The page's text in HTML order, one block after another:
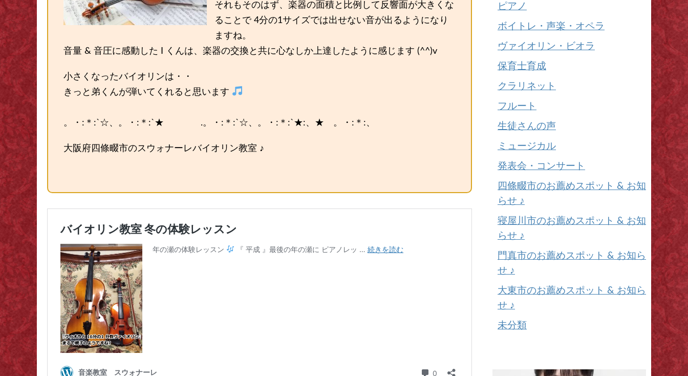
それもそのはず、楽器の面積と比例して反響面が大きくな
ることで 4分の1サイズでは出せない音が出るようになり
ますね。
音量 & 音圧に感動した I くんは、楽器の交換と共に心なしか上達したように感じます (^^)v
小さくなったバイオリンは・・
きっと弟くんが弾いてくれると思います
。・:＊:`☆、。・:＊:`★ .。・:＊:`☆、。・:＊:`★:、★ 。・:＊:、
大阪府四條畷市のスウォナーレバイオリン教室 ♪
ピアノ
ボイトレ・声楽・オペラ
ヴァイオリン・ビオラ
保育士育成
クラリネット
フルート
生徒さんの声
ミュージカル
発表会・コンサート
四條畷市のお薦めスポット & お知
らせ ♪
寝屋川市のお薦めスポット & お知
らせ ♪
門真市のお薦めスポット & お知ら
せ ♪
大東市のお薦めスポット & お知ら
せ ♪
未分類